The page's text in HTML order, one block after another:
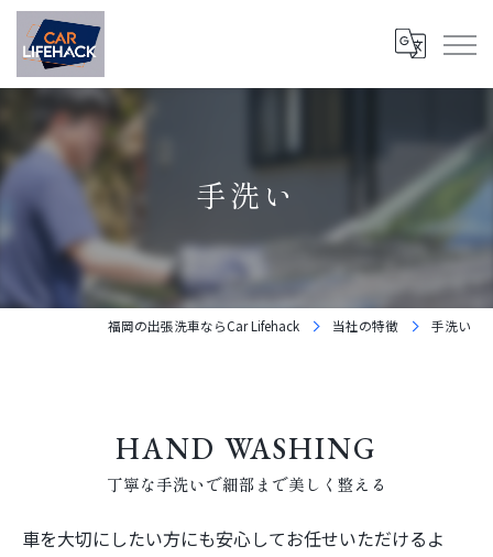
手洗い
福岡の出張洗車ならCar Lifehack 当社の特徴 手洗い
丁寧な手洗いで細部まで美しく整える
HAND WASHING
車を大切にしたい方にも安心してお任せいただけるよ